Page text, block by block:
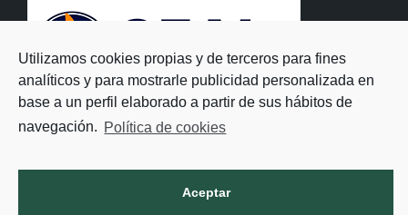
Utilizamos cookies propias y de terceros para fines
analíticos y para mostrarle publicidad personalizada en
base a un perfil elaborado a partir de sus hábitos de
navegación. Política de cookies
Aceptar